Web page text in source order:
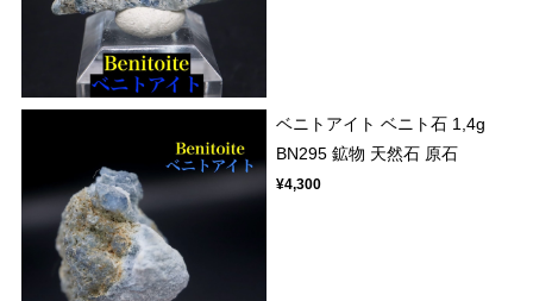
ベニトアイト ベニト石 1,4g
BN295 鉱物 天然石 原石
¥4,300